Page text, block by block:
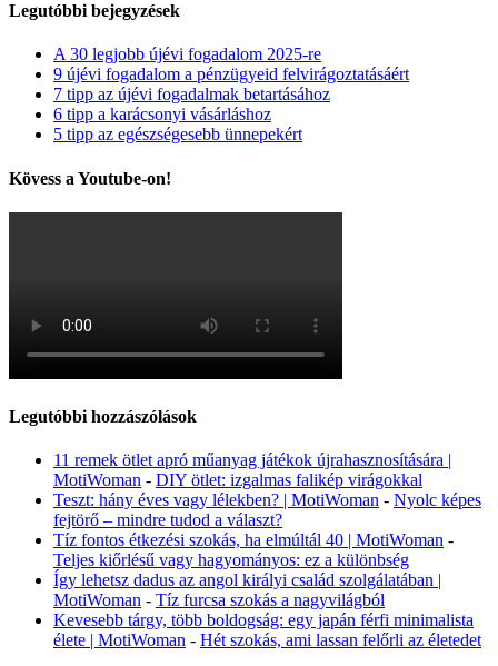
Legutóbbi bejegyzések
A 30 legjobb újévi fogadalom 2025-re
9 újévi fogadalom a pénzügyeid felvirágoztatásáért
7 tipp az újévi fogadalmak betartásához
6 tipp a karácsonyi vásárláshoz
5 tipp az egészségesebb ünnepekért
Kövess a Youtube-on!
Legutóbbi hozzászólások
11 remek ötlet apró műanyag játékok újrahasznosítására |
MotiWoman - DIY ötlet: izgalmas falikép virágokkal
Teszt: hány éves vagy lélekben? | MotiWoman - Nyolc képes
fejtörő – mindre tudod a választ?
Tíz fontos étkezési szokás, ha elmúltál 40 | MotiWoman -
Teljes kiőrlésű vagy hagyományos: ez a különbség
Így lehetsz dadus az angol királyi család szolgálatában |
MotiWoman - Tíz furcsa szokás a nagyvilágból
Kevesebb tárgy, több boldogság: egy japán férfi minimalista
élete | MotiWoman - Hét szokás, ami lassan felőrli az életedet